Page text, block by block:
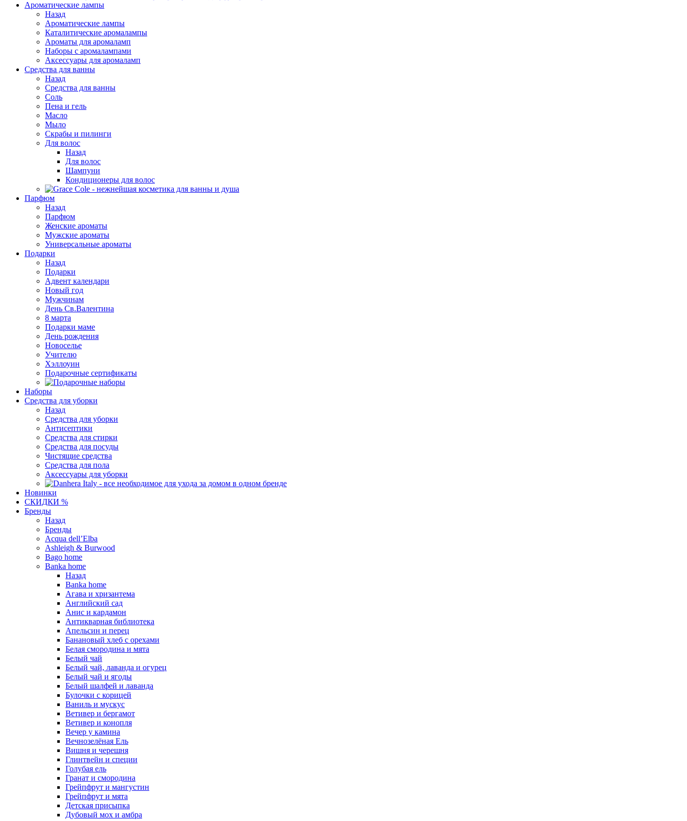
Ароматические лампы
Назад
Ароматические лампы
Каталитические аромалампы
Ароматы для аромаламп
Наборы с аромалампами
Аксессуары для аромаламп
Средства для ванны
Назад
Средства для ванны
Соль
Пена и гель
Масло
Мыло
Скрабы и пилинги
Для волос
Назад
Для волос
Шампуни
Кондиционеры для волос
Парфюм
Назад
Парфюм
Женские ароматы
Мужские ароматы
Универсальные ароматы
Подарки
Назад
Подарки
Адвент календари
Новый год
Мужчинам
День Св.Валентина
8 марта
Подарки маме
День рождения
Новоселье
Учителю
Хэллоуин
Подарочные сертификаты
Наборы
Средства для уборки
Назад
Средства для уборки
Антисептики
Средства для стирки
Средства для посуды
Чистящие средства
Средства для пола
Аксессуары для уборки
Новинки
СКИДКИ %
Бренды
Назад
Бренды
Acqua dell’Elba
Ashleigh & Burwood
Bago home
Banka home
Назад
Banka home
Агава и хризантема
Английский сад
Анис и кардамон
Антикварная библиотека
Апельсин и перец
Банановый хлеб с орехами
Белая смородина и мята
Белый чай
Белый чай, лаванда и огурец
Белый чай и ягоды
Белый шалфей и лаванда
Булочки с корицей
Ваниль и мускус
Ветивер и бергамот
Ветивер и конопля
Вечер у камина
Вечнозелёная Ель
Вишня и черешня
Глинтвейн и специи
Голубая ель
Гранат и смородина
Грейпфрут и мангустин
Грейпфрут и мята
Детская присыпка
Дубовый мох и амбра